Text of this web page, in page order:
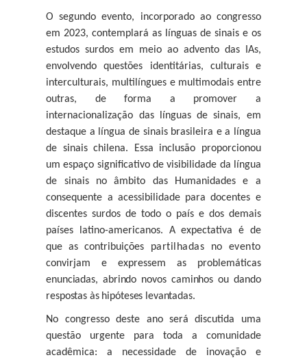
O segundo evento, incorporado ao congresso
em 2023, contemplará as línguas de sinais e os
estudos surdos em meio ao advento das IAs,
envolvendo questões identitárias, culturais e
interculturais, multilíngues e multimodais entre
outras, de forma a promover a
internacionalização das línguas de sinais, em
destaque a língua de sinais brasileira e a língua
de sinais chilena. Essa inclusão proporcionou
um espaço significativo de visibilidade da língua
de sinais no âmbito das Humanidades e a
consequente a acessibilidade para docentes e
discentes surdos de todo o país e dos demais
países latino-americanos. A expectativa é de
que as contribuições partilhadas no evento
convirjam
e expressem as
problemáticas
enunciadas, abrindo novos caminhos ou dando
respostas às hipóteses levantadas.
No congresso deste ano será discutida uma
questão urgente para toda a comunidade
acadêmica: a necessidade de inovação e